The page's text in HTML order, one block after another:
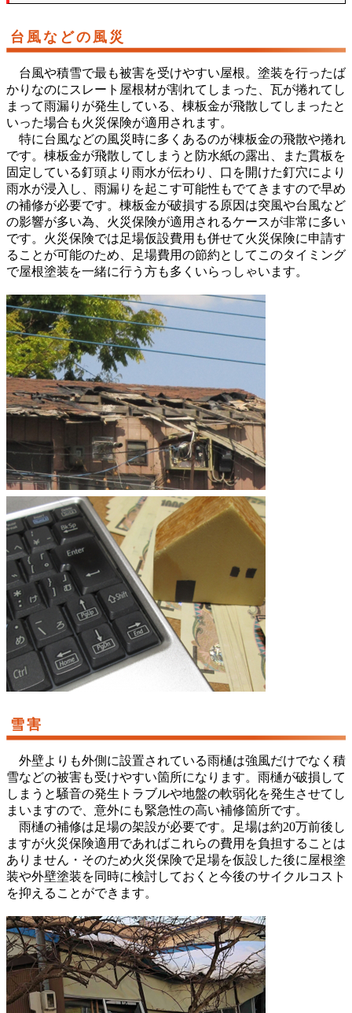
台風などの風災
台風や積雪で最も被害を受けやすい屋根。塗装を行ったば
かりなのにスレート屋根材が割れてしまった、瓦が捲れてし
まって雨漏りが発生している、棟板金が飛散してしまったと
いった場合も火災保険が適用されます。
特に台風などの風災時に多くあるのが棟板金の飛散や捲れ
です。棟板金が飛散してしまうと防水紙の露出、また貫板を
固定している釘頭より雨水が伝わり、口を開けた釘穴により
雨水が浸入し、雨漏りを起こす可能性もでてきますので早め
の補修が必要です。棟板金が破損する原因は突風や台風など
の影響が多い為、火災保険が適用されるケースが非常に多い
です。火災保険では足場仮設費用も併せて火災保険に申請す
ることが可能のため、足場費用の節約としてこのタイミング
で屋根塗装を一緒に行う方も多くいらっしゃいます。
雪害
外壁よりも外側に設置されている雨樋は強風だけでなく積
雪などの被害も受けやすい箇所になります。雨樋が破損して
しまうと騒音の発生トラブルや地盤の軟弱化を発生させてし
まいますので、意外にも緊急性の高い補修箇所です。
雨樋の補修は足場の架設が必要です。足場は約20万前後し
ますが火災保険適用であればこれらの費用を負担することは
ありません・そのため火災保険で足場を仮設した後に屋根塗
装や外壁塗装を同時に検討しておくと今後のサイクルコスト
を抑えることができます。